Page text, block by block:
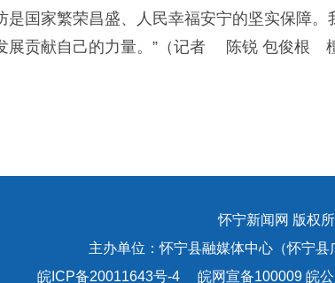
是国家繁荣昌盛、人民幸福安宁的坚实保障
展贡献自己的力量。”（记者 陈锐 包俊
怀宁新闻网 版权
主办单位：怀宁县融媒体中心（怀宁
皖ICP备20011643号-4 皖网宣备100009 皖